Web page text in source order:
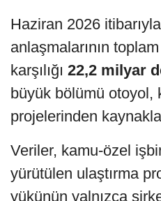
Haziran 2026
anlaşmalarının
karşılığı 22,2 milyar
büyük bölümü otoyol,
projelerinden
Veriler, kamu-özel
yürütülen ulaştırma
yükünün yalnızca